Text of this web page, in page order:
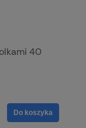
40
Do koszyka